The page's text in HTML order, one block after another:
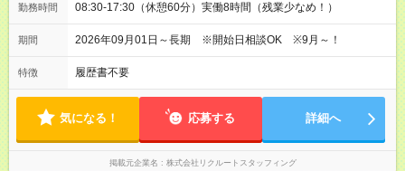
勤務時間 08:30-17:30（休憩60分）実働8時間（残業少なめ！）
期間 2026年09月01日～長期 ※開始日相談OK ※9月～！
特徴 履歴書不要
気になる！ 応募する 詳細へ
掲載元企業名 株式会社リクルートスタッフィング